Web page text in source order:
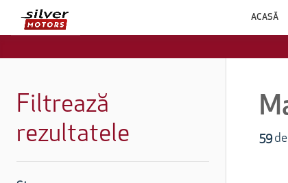
ACASĂ
Filtrează
rezultatele
59de